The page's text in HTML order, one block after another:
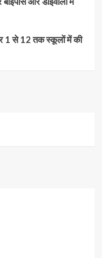
1 से 12 तक स्कूलों में की